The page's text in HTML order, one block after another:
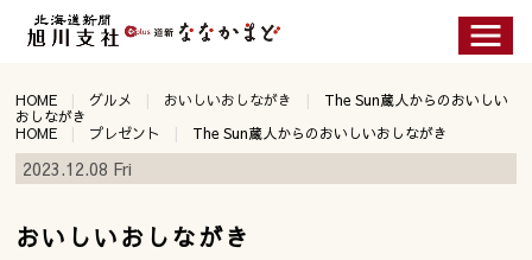
HOME グルメ おいしいおしながき
The Sun蔵人からのおいしい
おしながき
HOME
プレゼント The Sun蔵人からのおいしいおしながき
2023.12.08 Fri
おいしいおしながき